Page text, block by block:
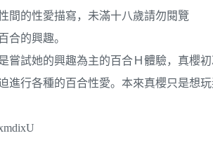
間的性愛描寫，未滿十八歲請勿閱覽
合的興趣。
嘗試她的興趣為主的百合Ｈ體驗，真櫻
進行各種的百合性愛。本來真櫻只是想